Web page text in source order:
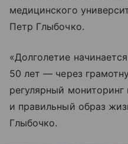
медицинского
Петр Глыбочко.
«Долголетие
50 лет — через
регулярный мониторинг
и правильный образ
Глыбочко.